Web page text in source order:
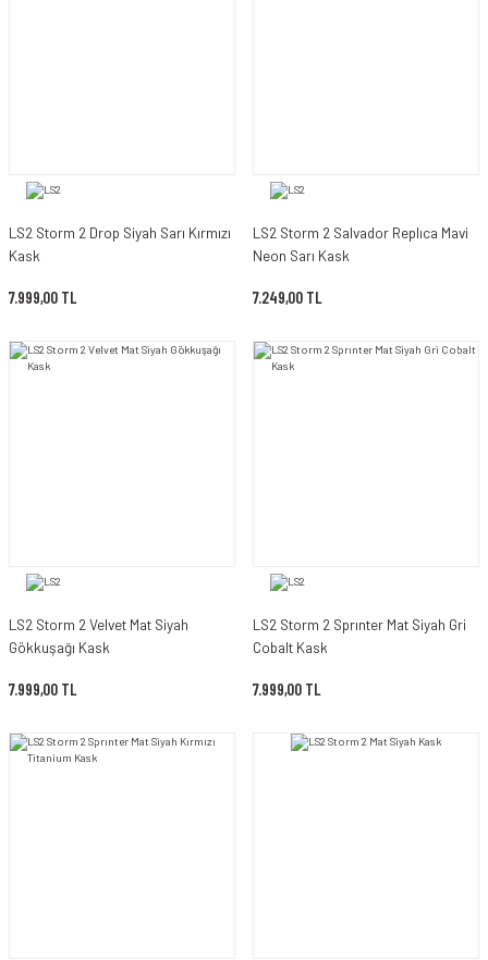
LS2 Storm 2 Drop Siyah Sarı Kırmızı
Kask
7.999,00 TL
LS2 Storm 2 Salvador Replıca Mavi
Neon Sarı Kask
7.249,00 TL
LS2 Storm 2 Velvet Mat Siyah
Gökkuşağı Kask
7.999,00 TL
LS2 Storm 2 Sprınter Mat Siyah Gri
Cobalt Kask
7.999,00 TL